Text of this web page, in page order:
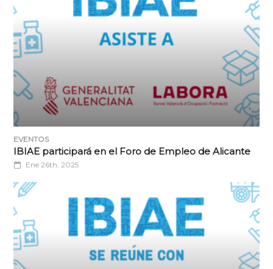
EVENTOS
IBIAE participará en el Foro de Empleo de Alicante
Ene 26th, 2025